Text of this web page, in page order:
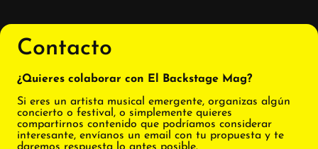
Contacto
¿Quieres colaborar con El Backstage Mag?
Si eres un artista musical emergente, organizas algún
concierto o festival, o simplemente quieres
compartirnos contenido que podríamos considerar
interesante, envíanos un email con tu propuesta y te